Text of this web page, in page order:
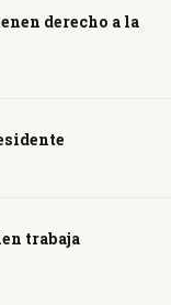
derecho a la
trabaja